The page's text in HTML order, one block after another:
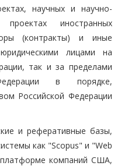
научных и научно-
иностранных
(контракты) и иные
лицами на
так и за пределами
в порядке,
Российской Федерации
и реферативные базы,
как "Scopus" и "Web
компаний США,